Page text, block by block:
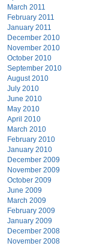
March 2011
February 2011
January 2011
December 2010
November 2010
October 2010
September 2010
August 2010
July 2010
June 2010
May 2010
April 2010
March 2010
February 2010
January 2010
December 2009
November 2009
October 2009
June 2009
March 2009
February 2009
January 2009
December 2008
November 2008